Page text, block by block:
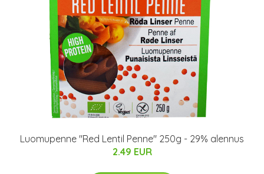
Luomupenne "Red Lentil Penne" 250g - 29% alennus
2.49 EUR